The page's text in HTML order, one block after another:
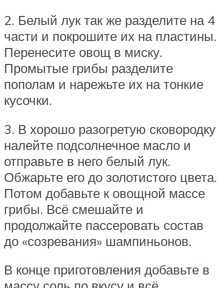
2. Белый лук так же разделите на 4
части и покрошите их на пластины.
Перенесите овощ в миску.
Промытые грибы разделите
пополам и нарежьте их на тонкие
кусочки.
3. В хорошо разогретую сковородку
налейте подсолнечное масло и
отправьте в него белый лук.
Обжарьте его до золотистого цвета.
Потом добавьте к овощной массе
грибы. Всё смешайте и
продолжайте пассеровать состав
до «созревания» шампиньонов.
В конце приготовления добавьте в